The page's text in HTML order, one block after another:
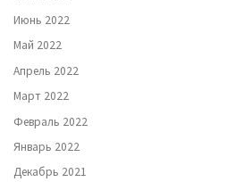
Июнь 2022
Май 2022
Апрель 2022
Март 2022
Февраль 2022
Январь 2022
Декабрь 2021